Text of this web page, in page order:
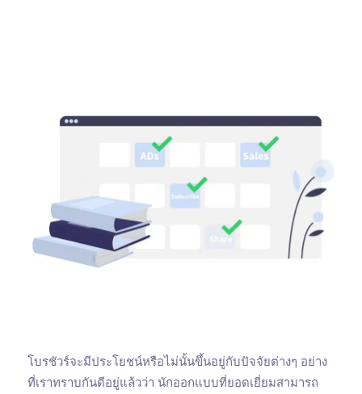
โบรชัวร์จะมีประโยชน์หรือไม่นั้นขึ้นอยู่กับปัจจัยต่างๆ อย่าง
ที่เราทราบกันดีอยู่แล้วว่า นักออกแบบที่ยอดเยี่ยมสามารถ